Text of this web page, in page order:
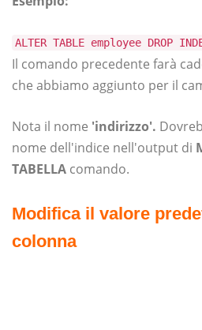
ALTER TABLE employee DROP
Il comando precedente farà
che abbiamo aggiunto per il
Nota il nome 'indirizzo'.
nome dell'indice nell'output di
TABELLA comando.
Modifica il valore
colonna